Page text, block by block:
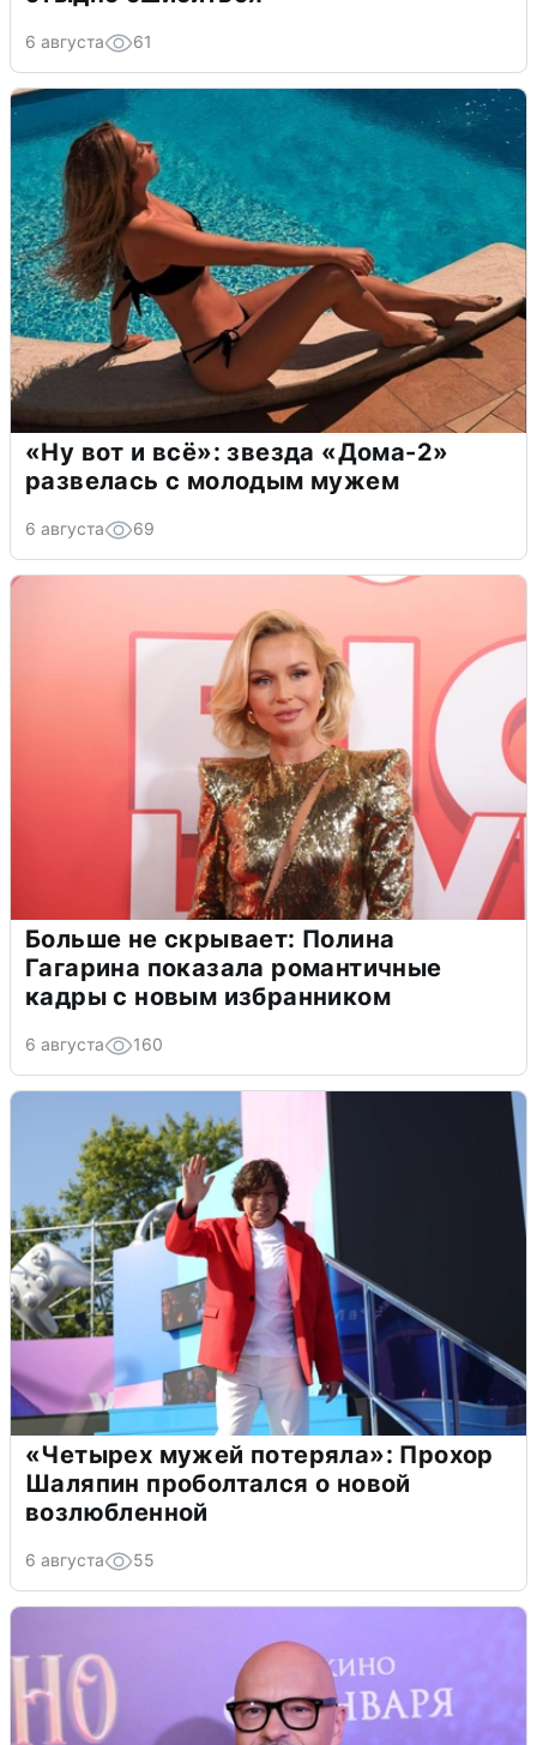
6 августа 61
«Ну вот и всё»: звезда «Дома-2»
развелась с молодым мужем
6 августа 69
Больше не скрывает: Полина
Гагарина показала романтичные
кадры с новым избранником
6 августа 160
«Четырех мужей потеряла»: Прохор
Шаляпин проболтался о новой
возлюбленной
6 августа 55